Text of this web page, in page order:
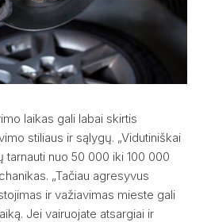
laikas gali labai skirtis
stiliaus ir sąlygų. „Vidutiniškai
tarnauti nuo 50 000 iki 100 000
„Tačiau agresyvus
ir važiavimas mieste gali
Jei vairuojate atsargiai ir